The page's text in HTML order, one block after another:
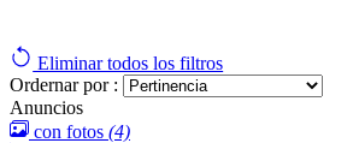
Eliminar todos los filtros
Ordernar por :
Anuncios
con fotos (4)